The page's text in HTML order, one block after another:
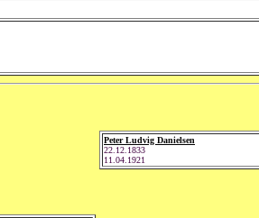
Peter Ludvig Danielsen
22.12.1833
11.04.1921